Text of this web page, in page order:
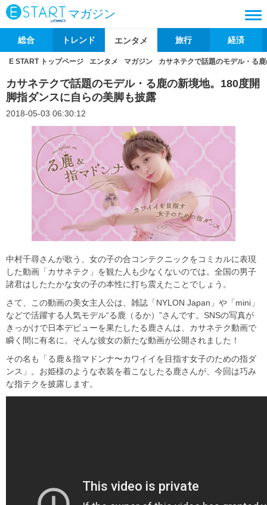
マガジン
総合 トレンド エンタメ 旅行 経済
E START トップページ エンタメ マガジン カサネテクで話題のモデル・る
カサネテクで話題のモデル・る鹿の新境地。180度開
脚指ダンスに自らの美脚も披露
2018-05-03 06:30:12
中村千尋さんが歌う、女の子の合コンテクニックをコミカルに表現
した動画「カサネテク」を観た人も少なくないのでは。全国の男子
諸君はしたたかな女の子の本性に打ち震えたことでしょう。
さて、この動画の美女主人公は、雑誌「NYLON Japan」や「mini」
などで活躍する人気モデル“る鹿（るか）”さんです。SNSの写真が
きっかけで日本デビューを果たしたる鹿さんは、カサネテク動画で
瞬く間に有名に。そんな彼女の新たな動画が公開されました！
その名も「る鹿＆指マドンナ〜カワイイを目指す女子のための指ダ
ンス」。お姫様のような衣装を着こなしたる鹿さんが、今回は巧み
な指テクを披露します。